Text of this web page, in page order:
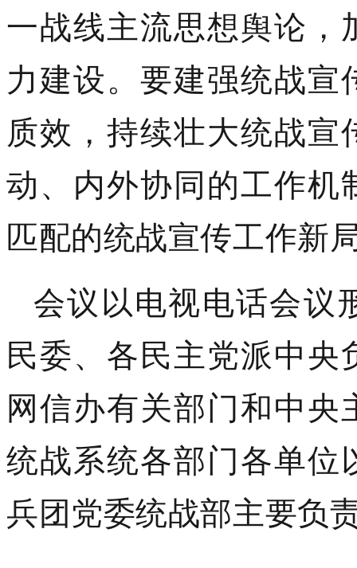
一战线主流思想舆论
力建设。要建强统战
质效，持续壮大统战
动、内外协同的工作机
匹配的统战宣传工作新
会议以电视电话会议
民委、各民主党派中
网信办有关部门和中
统战系统各部门各单位
兵团党委统战部主要负